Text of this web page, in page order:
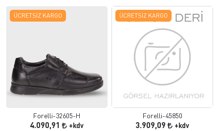
ÜCRETSIZ KARGO
Forelli-32605-H
4.090,91 +kdv
ÜCRETSIZ KARGO
Forelli-45850
3.909,09 +kdv